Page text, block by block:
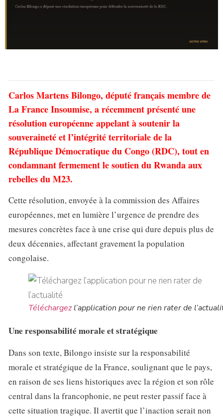
Carlos Martens Bilongo, député français membre de
La France Insoumise, a récemment présenté une
résolution européenne appelant à soutenir la
souveraineté et l’intégrité territoriale de la
République Démocratique du Congo (RDC), tout en
condamnant fermement le soutien du Rwanda aux
rebelles du M23.
Cette résolution, envoyée à la commission des Affaires
européennes, met en lumière l’urgence de prendre des
mesures concrètes face à une crise qui dure depuis plus de
deux décennies, affectant gravement la population
congolaise.
Téléchargezl’application pour ne rien rater de
Une responsabilité morale et stratégique
Dans son texte, Bilongo insiste sur la responsabilité
morale et stratégique de la France, soulignant que le pays,
en raison de ses liens historiques avec la région et son rôle
central dans la francophonie, ne peut rester passif face à
cette situation tragique. Il avertit que l’inaction serait non